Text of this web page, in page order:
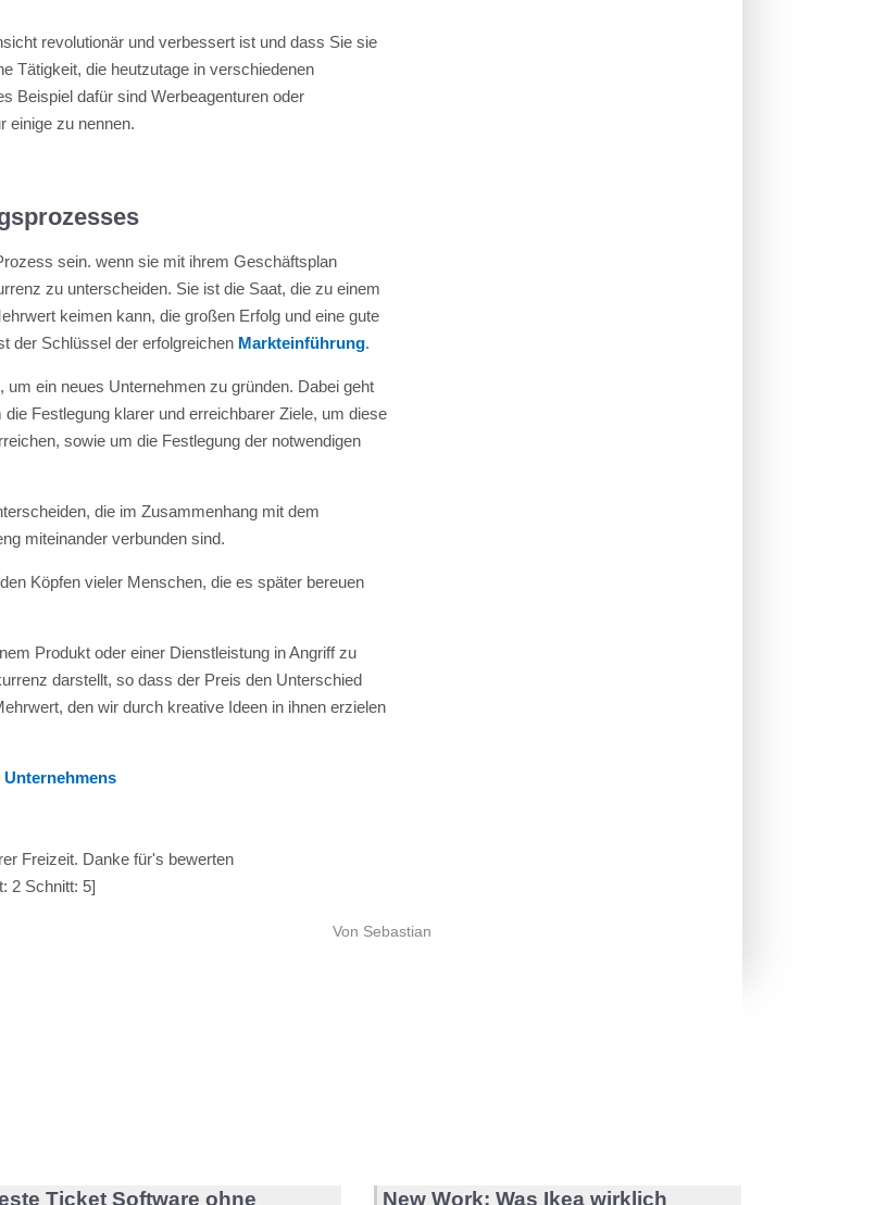
revolutionär und verbessert ist und dass Sie sie
Tätigkeit, die heutzutage in verschiedenen
Beispiel dafür sind Werbeagenturen oder
einige zu nennen.
sein. wenn sie mit ihrem Geschäftsplan
zu unterscheiden. Sie ist die Saat, die zu einem
keimen kann, die großen Erfolg und eine gute
der Schlüssel der erfolgreichen Markteinführung.
ein neues Unternehmen zu gründen. Dabei geht
Festlegung klarer und erreichbarer Ziele, um diese
sowie um die Festlegung der notwendigen
die im Zusammenhang mit dem
miteinander verbunden sind.
Köpfen vieler Menschen, die es später bereuen
Produkt oder einer Dienstleistung in Angriff zu
darstellt, so dass der Preis den Unterschied
den wir durch kreative Ideen in ihnen erzielen
Freizeit. Danke für's bewerten
2Schnitt: 5]
Von Sebastian
Ticket Software ohne New Work: Was Ikea wirklich